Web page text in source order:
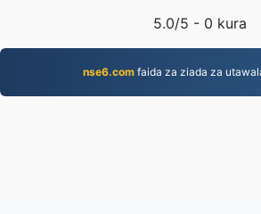
5.0/5 - 0 kura
nse6.com faida za ziada za